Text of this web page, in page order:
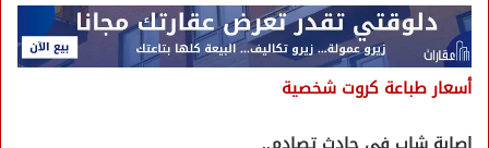
أسعار طباعة كروت شخصية